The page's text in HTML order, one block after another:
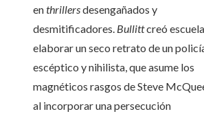
enthrillersdesengañados y
desmitificadores. Bullittcreó
elaborar un seco retrato de un
escéptico y nihilista, que asume los
magnéticos rasgos de Steve
al incorporar una persecución